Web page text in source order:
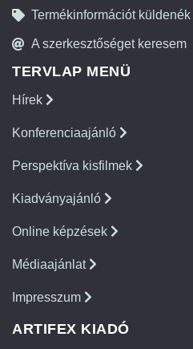
Termékinformációt küldenék
A szerkesztőséget keresem
TERVLAP MENÜ
Hírek
Konferenciaajánló
Perspektíva kisfilmek
Kiadványajánló
Online képzések
Médiaajánlat
Impresszum
ARTIFEX KIADÓ